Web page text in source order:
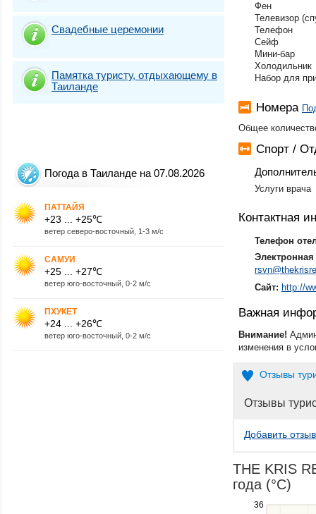
Свадебные церемонии
Памятка туристу, отдыхающему в
Таиланде
Погода в Таиланде на 07.08.2026
ПАТТАЙЯ
+23 ... +25℃
ветер северо-восточный, 1-3 м/с
САМУИ
+25 ... +27℃
ветер юго-восточный, 0-2 м/с
ПХУКЕТ
+24 ... +26℃
ветер юго-восточный, 0-2 м/с
Фен
Телевизор
Телефон
Сейф
Мини-бар
Холодильник
Набор для
Номера
Общее
Спорт /
Услуги врача
Контактная
Телефон
Электронная
Сайт: http://
Важная
Внимание!
изменения в
Отзывы
Отзывы
Добавить отзыв
THE KRIS
года (°C)
36
Use